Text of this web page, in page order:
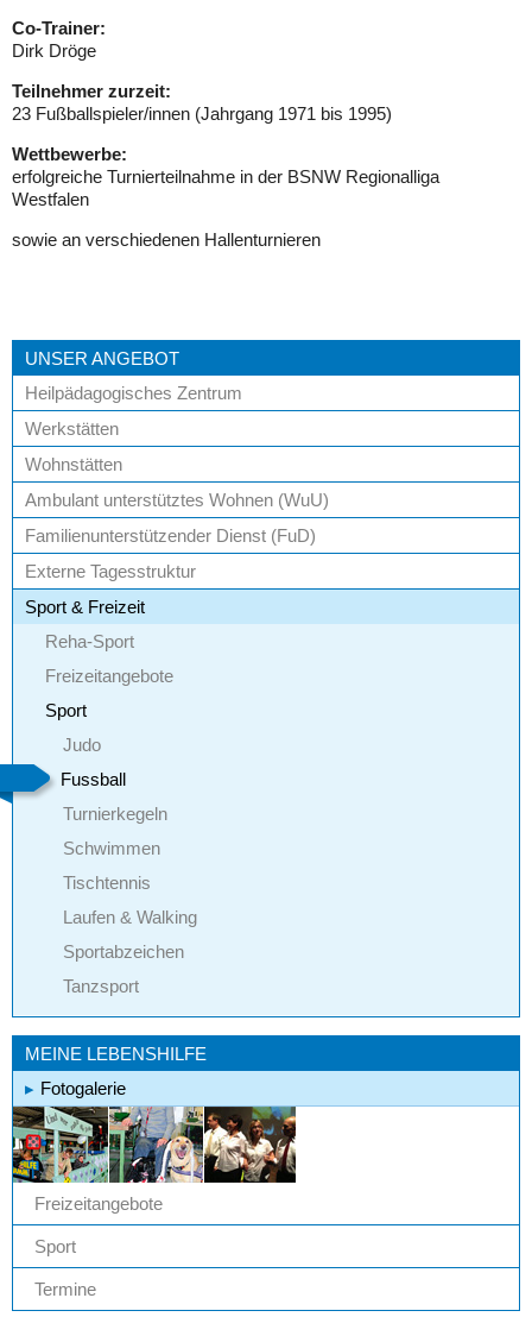
SERVICE
ENGAGEMENT & EHRENAMT
SPENDEN & HELFEN
Co-Trainer:
Dirk Dröge
Teilnehmer zurzeit:
23 Fußballspieler/innen (Jahrgang 1971 bis 1995)
Wettbewerbe:
erfolgreiche Turnierteilnahme in der BSNW Regionalliga
Westfalen
sowie an verschiedenen Hallenturnieren
UNSER ANGEBOT
Heilpädagogisches Zentrum
Werkstätten
Wohnstätten
Ambulant unterstütztes Wohnen (WuU)
Familienunterstützender Dienst (FuD)
Externe Tagesstruktur
Sport & Freizeit
Reha-Sport
Freizeitangebote
Sport
Judo
Fussball
Turnierkegeln
Schwimmen
Tischtennis
Laufen & Walking
Sportabzeichen
Tanzsport
MEINE LEBENSHILFE
Fotogalerie
Freizeitangebote
Sport
Termine